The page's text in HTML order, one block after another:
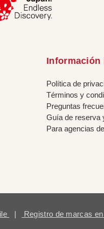
Información
Política de
Términos y
Preguntas
Guía de reserva
Para agencias
| Registro de marcas